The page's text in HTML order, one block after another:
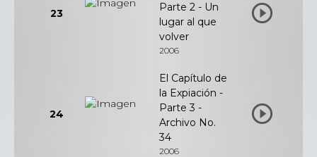
23
Parte 2 - Un
lugar al que
volver
2006
24
El Capítulo de
la Expiación -
Parte 3 -
Archivo No.
34
2006